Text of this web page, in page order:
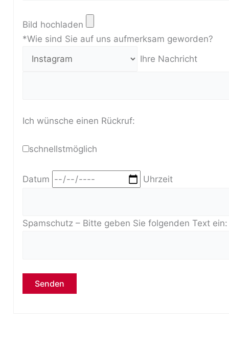
Bild hochladen
*Wie sind Sie auf uns aufmerksam geworden?
Ihre Nachricht
Ich wünsche einen Rückruf:
schnellstmöglich
Datum Uhrzeit
Spamschutz – Bitte geben Sie folgenden Text
Bitte lasse dieses Feld leer.